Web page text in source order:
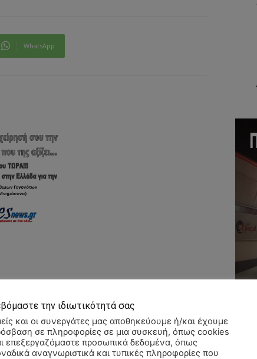
WhatsApp
την ιδιωτικότητά σας
και οι συνεργάτες μας αποθηκεύουμε ή/και έχουμε
σε πληροφορίες σε μια συσκευή, όπως cookies
επεξεργαζόμαστε προσωπικά δεδομένα, όπως
αναγνωριστικά και τυπικές πληροφορίες που